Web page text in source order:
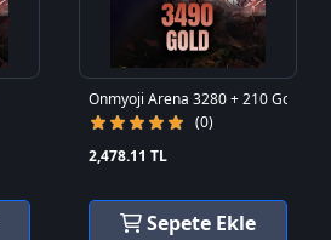
Onmyoji Arena 3280 + 210 Gold
(0)
2,478.11 TL
Sepete Ekle